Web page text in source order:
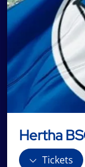
Hertha
Tickets